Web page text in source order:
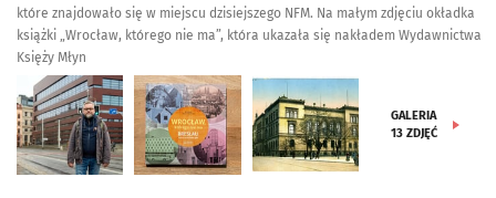
które znajdowało się w miejscu dzisiejszego NFM. Na małym zdjęciu okładka
książki „Wrocław, którego nie ma”, która ukazała się nakładem Wydawnictwa
Księży Młyn
GALERIA
13 ZDJĘĆ